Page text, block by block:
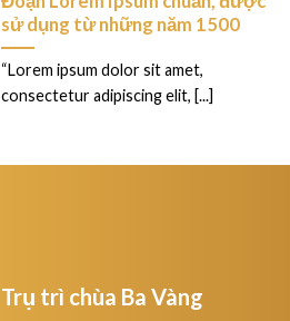
sử dụng từ những năm 1500
“Lorem ipsum dolor sit amet,
consectetur adipiscing elit, [...]
Trụ trì chùa Ba Vàng